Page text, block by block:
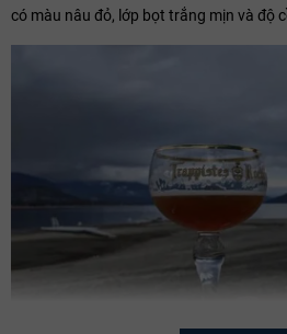
có màu nâu đỏ, lớp bọt trắng mịn và độ